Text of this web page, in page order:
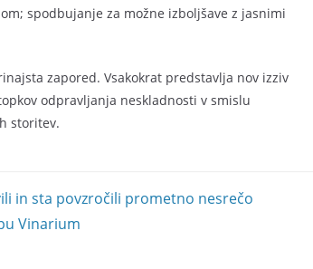
spodbujanje za možne izboljšave z jasnimi
zapored. Vsakokrat predstavlja nov izziv
odpravljanja neskladnosti v smislu
storitev.
in sta povzročili prometno nesrečo
Vinarium